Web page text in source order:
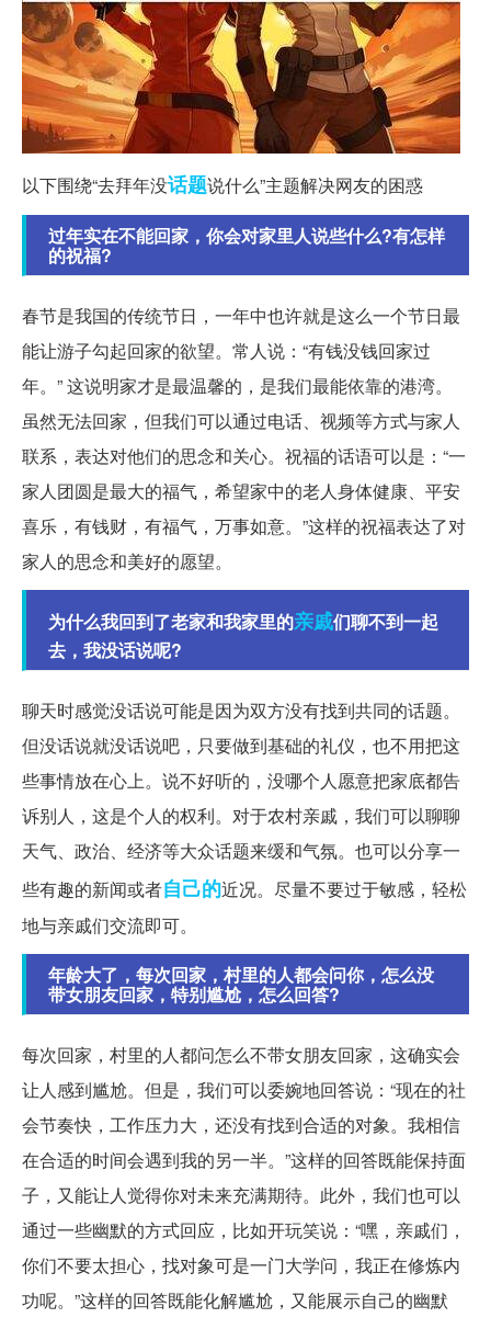
以下围绕“去拜年没话题说什么”主题解决网友的困惑
过年实在不能回家，你会对家里人说些什么?有怎样
的祝福?
春节是我国的传统节日，一年中也许就是这么一个节日最
能让游子勾起回家的欲望。常人说：“有钱没钱回家过
年。” 这说明家才是最温馨的，是我们最能依靠的港湾。
虽然无法回家，但我们可以通过电话、视频等方式与家人
联系，表达对他们的思念和关心。祝福的话语可以是：“一
家人团圆是最大的福气，希望家中的老人身体健康、平安
喜乐，有钱财，有福气，万事如意。”这样的祝福表达了对
家人的思念和美好的愿望。
为什么我回到了老家和我家里的亲戚们聊不到一起
去，我没话说呢?
聊天时感觉没话说可能是因为双方没有找到共同的话题。
但没话说就没话说吧，只要做到基础的礼仪，也不用把这
些事情放在心上。说不好听的，没哪个人愿意把家底都告
诉别人，这是个人的权利。对于农村亲戚，我们可以聊聊
天气、政治、经济等大众话题来缓和气氛。也可以分享一
些有趣的新闻或者自己的近况。尽量不要过于敏感，轻松
地与亲戚们交流即可。
年龄大了，每次回家，村里的人都会问你，怎么没
带女朋友回家，特别尴尬，怎么回答?
每次回家，村里的人都问怎么不带女朋友回家，这确实会
让人感到尴尬。但是，我们可以委婉地回答说：“现在的社
会节奏快，工作压力大，还没有找到合适的对象。我相信
在合适的时间会遇到我的另一半。”这样的回答既能保持面
子，又能让人觉得你对未来充满期待。此外，我们也可以
通过一些幽默的方式回应，比如开玩笑说：“嘿，亲戚们，
你们不要太担心，找对象可是一门大学问，我正在修炼内
功呢。”这样的回答既能化解尴尬，又能展示自己的幽默